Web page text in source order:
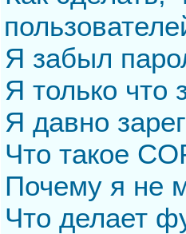
Я забыл
Я только что
Я давно
Что такое
Почему я не
Что делает